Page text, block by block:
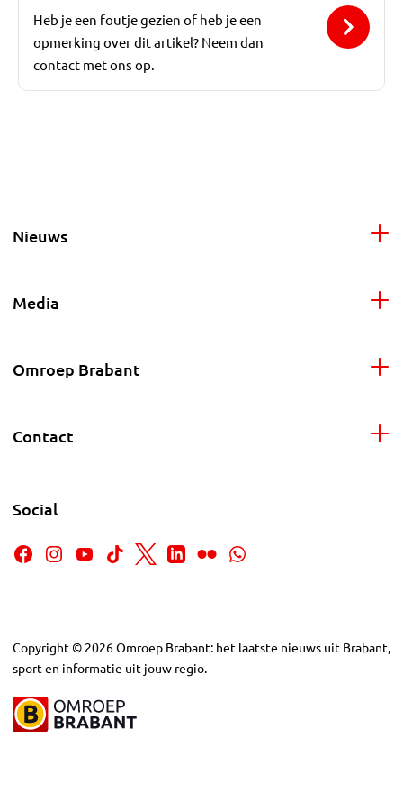
Heb je een foutje gezien of heb je een
opmerking over dit artikel? Neem dan
contact met ons op.
Nieuws
Media
Omroep Brabant
Contact
Social
Copyright © 2026Omroep Brabant: het laatste nieuws uit Brabant,
sport en informatie uit jouw regio.